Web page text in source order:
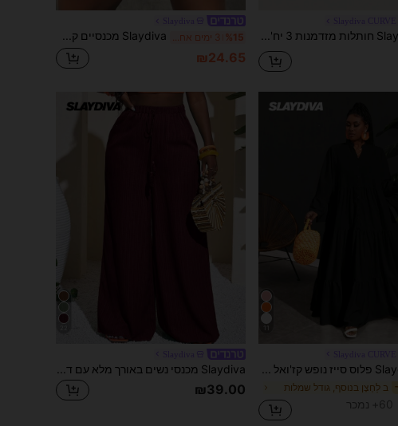
Slaydiva חותלות מזדמנות 3 יח'\סט שחור בגודל פלוס, מתאימות לאביב ולסתיו %15 Slaydiva מכנסיים קצרים אתלטיים בצבע אחיד, מותניים גבוהים, נשים קצרות זיעה, קצר כושר, קצר אופנוענים
₪24.65
ב לַחְצָן בנוסף, גודל שמלות
60+ נמכר
₪39.00